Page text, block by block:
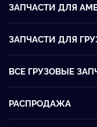
ЗАПЧАСТИ ДЛЯ
ЗАПЧАСТИ ДЛЯ
ВСЕ ГРУЗОВЫЕ
РАСПРОДАЖА